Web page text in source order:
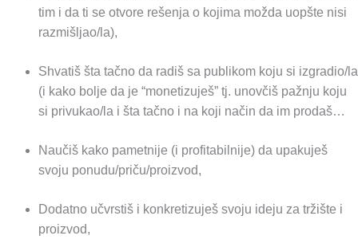
tim i da ti se otvore rešenja o kojima možda uopšte nisi
razmišljao/la),
Shvatiš šta tačno da radiš sa publikom koju si izgradio/la
(i kako bolje da je “monetizuješ” tj. unovčiš pažnju koju
si privukao/la i šta tačno i na koji način da im prodaš…
Naučiš kako pametnije (i profitabilnije) da upakuješ
svoju ponudu/priču/proizvod,
Dodatno učvrstiš i konkretizuješ svoju ideju za tržište i
proizvod,